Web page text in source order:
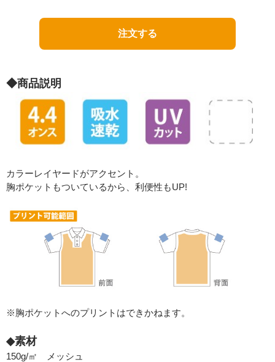
注文する
◆商品説明
カラーレイヤードがアクセント。
胸ポケットもついているから、利便性もUP!
※胸ポケットへのプリントはできかねます。
◆素材
150g/㎡ メッシュ